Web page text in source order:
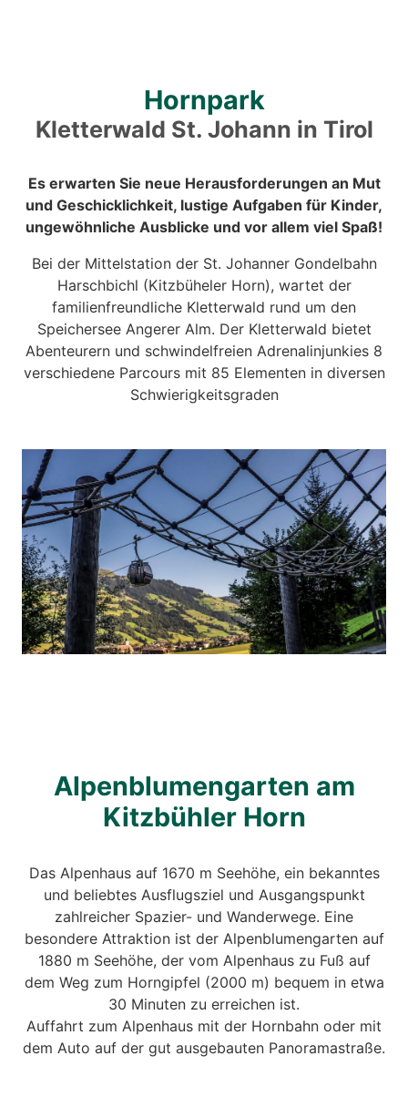
Hornpark
Kletterwald St. Johann in Tirol
Es erwarten Sie neue Herausforderungen an Mut
und Geschicklichkeit, lustige Aufgaben für Kinder,
ungewöhnliche Ausblicke und vor allem viel Spaß!
Bei der Mittelstation der St. Johanner Gondelbahn
Harschbichl (Kitzbüheler Horn), wartet der
familienfreundliche Kletterwald rund um den
Speichersee Angerer Alm. Der Kletterwald bietet
Abenteurern und schwindelfreien Adrenalinjunkies 8
verschiedene Parcours mit 85 Elementen in diversen
Schwierigkeitsgraden
Alpenblumengarten am
Kitzbühler Horn
Das Alpenhaus auf 1670 m Seehöhe, ein bekanntes
und beliebtes Ausflugsziel und Ausgangspunkt
zahlreicher Spazier- und Wanderwege. Eine
besondere Attraktion ist der Alpenblumengarten auf
1880 m Seehöhe, der vom Alpenhaus zu Fuß auf
dem Weg zum Horngipfel (2000 m) bequem in etwa
30 Minuten zu erreichen ist.
Auffahrt zum Alpenhaus mit der Hornbahn oder mit
dem Auto auf der gut ausgebauten Panoramastraße.